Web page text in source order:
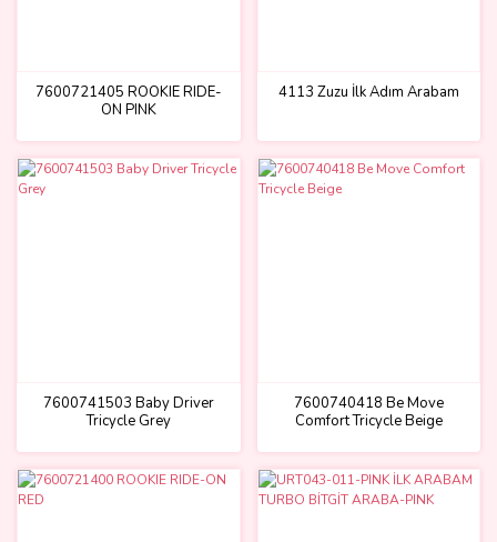
7600721405 ROOKIE RIDE-
ON PINK
4113 Zuzu İlk Adım Arabam
7600741503 Baby Driver
Tricycle Grey
7600740418 Be Move
Comfort Tricycle Beige